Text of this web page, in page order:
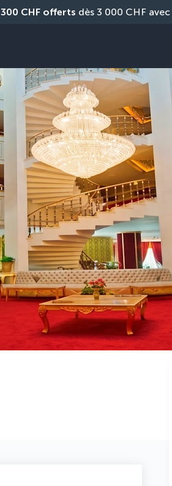
300 CHF offerts dès 3 000 CHF avec